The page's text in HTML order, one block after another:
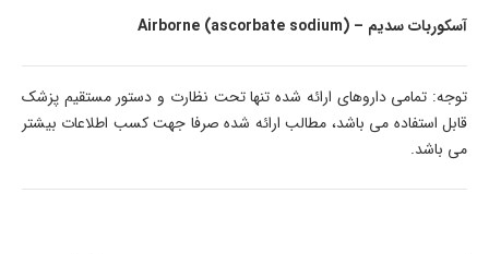
آسکوربات سدیم – (Airborne (ascorbate sodium
توجه: تمامی داروهای ارائه شده تنها تحت نظارت و دستور مستقیم پزشک
قابل استفاده می باشد، مطالب ارائه شده صرفا جهت کسب اطلاعات بیشتر
می باشد.